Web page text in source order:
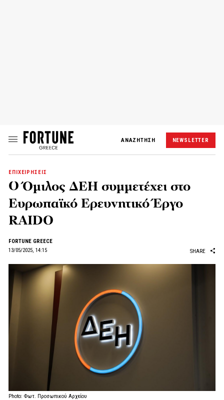
ΑΝΑΖΗΤΗΣΗ NEWSLETTER
ΕΠΙΧΕΙΡΗΣΕΙΣ
Ο Όμιλος ΔΕΗ συμμετέχει στο
Ευρωπαϊκό Ερευνητικό Έργο
RAIDO
FORTUNE GREECE
13/05/2025, 14:15
SHARE
Photo: Φωτ. Προσωπικού Αρχείου